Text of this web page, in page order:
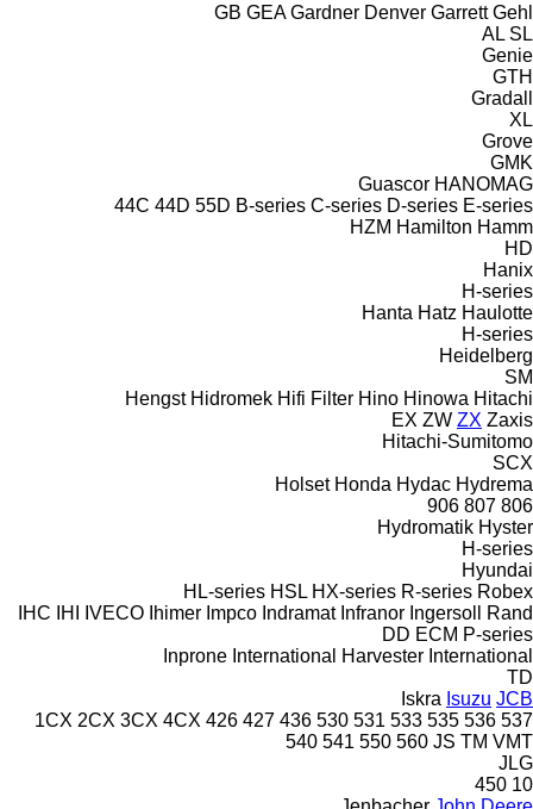
GB GEA Gardner Denver Garrett Gehl
AL SL
Genie
GTH
Gradall
XL
Grove
GMK
Guascor HANOMAG
44C 44D 55D B-series C-series D-series E-series
HZM Hamilton Hamm
HD
Hanix
H-series
Hanta Hatz Haulotte
H-series
Heidelberg
SM
Hengst Hidromek Hifi Filter Hino Hinowa Hitachi
EX ZW ZX Zaxis
Hitachi-Sumitomo
SCX
Holset Honda Hydac Hydrema
806
807
906
Hydromatik Hyster
H-series
Hyundai
HL-series HSL HX-series R-series Robex
IHC
IHI IVECO Ihimer Impco Indramat Infranor Ingersoll Rand
DD ECM P-series
Inprone International Harvester International
TD
Iskra Isuzu JCB
1CX 2CX 3CX 4CX 426 427 436 530 531 533 535 536 537
540 541 550 560 JS TM VMT
JLG
10
450